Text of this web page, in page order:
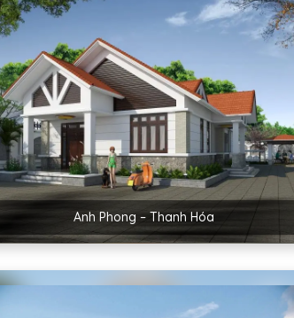
Anh Phong – Thanh Hóa